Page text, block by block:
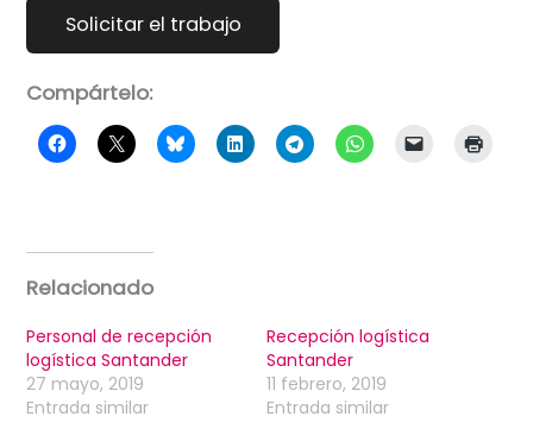
Compártelo:
Relacionado
Personal de recepción
logística Santander
27 mayo, 2019
Entrada similar
Recepción logística
Santander
11 febrero, 2019
Entrada similar